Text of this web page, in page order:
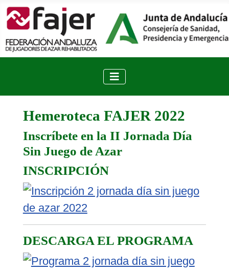
Hemeroteca FAJER 2022
Inscríbete en la II Jornada Día
Sin Juego de Azar
INSCRIPCIÓN
DESCARGA EL PROGRAMA